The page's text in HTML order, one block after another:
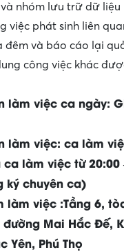
nhóm lưu trữ dữ liệu
việc phát sinh liên
đêm và báo cáo lại
công việc khác
làm việc ca ngày:
làm việc: ca làm
ca làm việc từ 20:00
ký chuyên ca)
làm việc :Tầng 6,
Mai Hắc Đế,
Yên, Phú Thọ